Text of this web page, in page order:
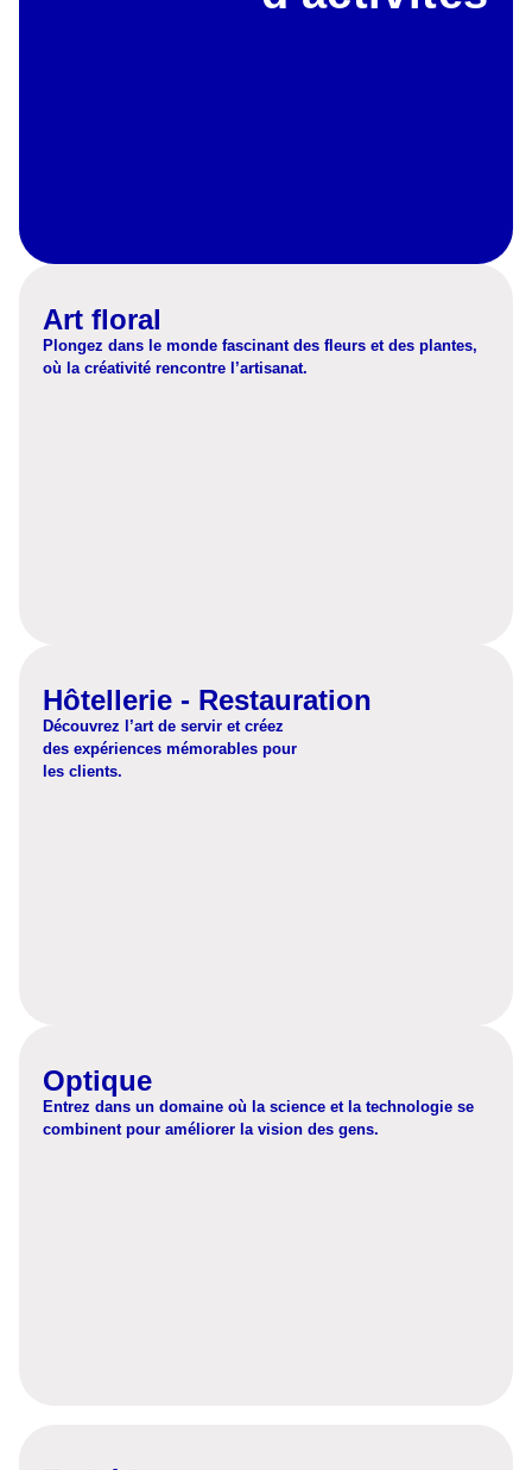
Art floral
Plongez dans le monde fascinant des fleurs et des plantes,
où la créativité rencontre l’artisanat.
Hôtellerie - Restauration
Découvrez l’art de servir et créez
des expériences mémorables pour
les clients.
Optique
Entrez dans un domaine où la science et la technologie se
combinent pour améliorer la vision des gens.